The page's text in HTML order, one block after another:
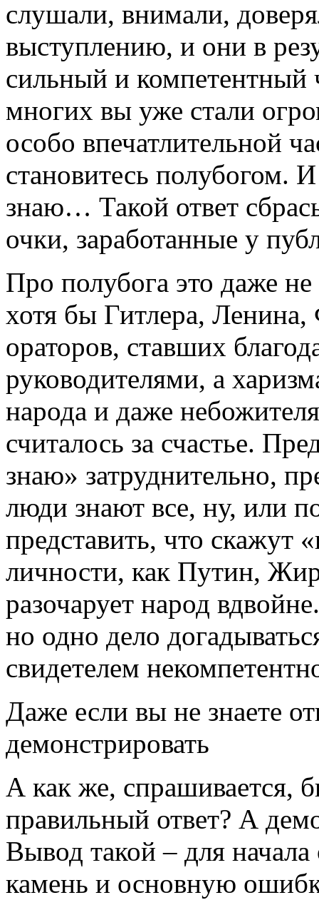
слушали, внимали,
выступлению, и они в
сильный и
многих вы уже стали
особо впечатлительной
становитесь полубогом.
знаю… Такой ответ
очки, заработанные у
Про полубога это даже
хотя бы Гитлера,
ораторов, ставших
руководителями, а
народа и даже
считалось за счастье.
знаю» затруднительно,
люди знают все, ну, или
представить, что скажут
личности, как Путин,
разочарует народ
но одно дело
свидетелем
Даже если вы не знаете
демонстрировать
А как же, спрашивается,
правильный ответ? А
Вывод такой – для
камень и основную